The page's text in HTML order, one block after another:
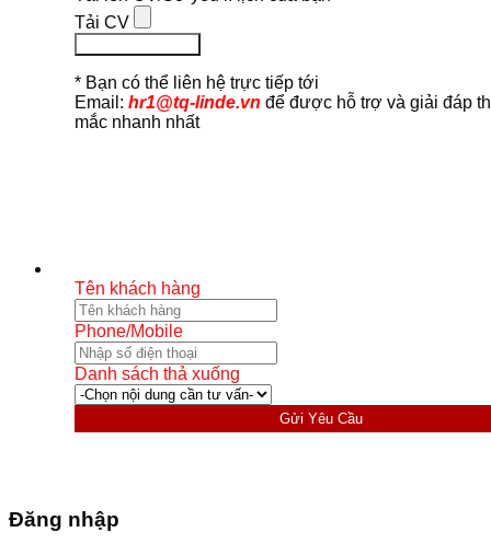
Tải CV
* Bạn có thể liên hệ trực tiếp tới
Email: hr1@tq-linde.vn để được hỗ trợ và giải đáp
mắc nhanh nhất
Tên khách hàng
Phone/Mobile
Danh sách thả xuống
Gửi Yêu Cầu
Đăng nhập